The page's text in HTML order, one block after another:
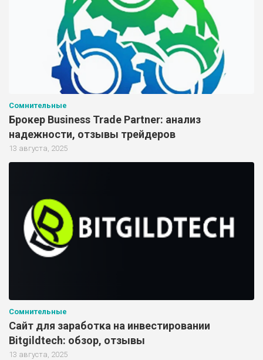
Сомнительные
Брокер Business Trade Partner: анализ
надежности, отзывы трейдеров
13 августа, 2025
Сомнительные
Сайт для заработка на инвестировании
Bitgildtech: обзор, отзывы
13 августа, 2025